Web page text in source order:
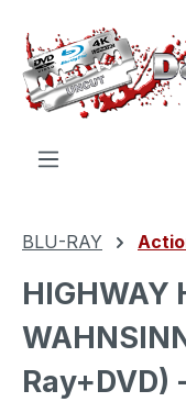
Zum Hauptinhalt
BLU-RAY
HIGHWAY